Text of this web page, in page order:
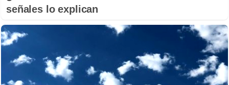
señales lo explican